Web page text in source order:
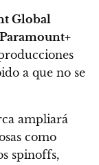
Global
Paramount+
a que no se
ampliará
como
spinoffs,